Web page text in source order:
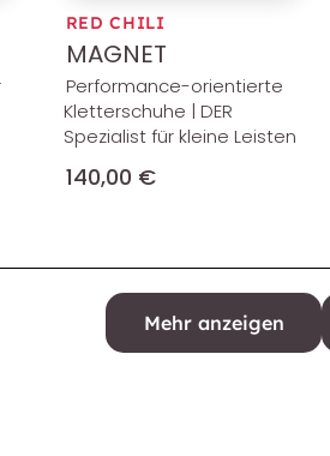
RED CHILI
MAGNET
Performance-orientierte
Kletterschuhe | DER
Spezialist für kleine Leisten
140,00 €
Mehr anzeigen